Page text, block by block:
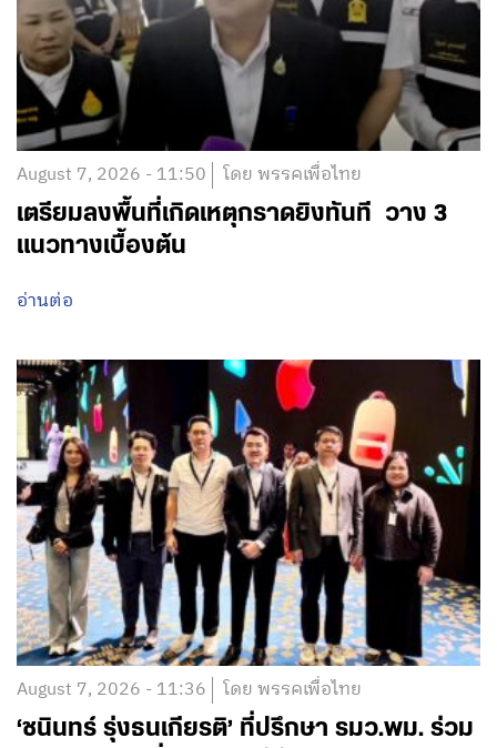
August 7, 2026 - 11:50 โดย พรรคเพื่อไทย
เตรียมลงพื้นที่เกิดเหตุกราดยิงทันที วาง 3
แนวทางเบื้องต้น
อ่านต่อ
August 7, 2026 - 11:36 โดย พรรคเพื่อไทย
‘ชนินทร์ รุ่งธนเกียรติ’ ที่ปรึกษา รมว.พม. ร่วม